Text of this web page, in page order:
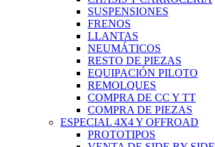
SUSPENSIONES
FRENOS
LLANTAS
NEUMÁTICOS
RESTO DE PIEZAS
EQUIPACIÓN PILOTO
REMOLQUES
COMPRA DE CC Y TT
COMPRA DE PIEZAS
ESPECIAL 4X4 Y OFFROAD
PROTOTIPOS